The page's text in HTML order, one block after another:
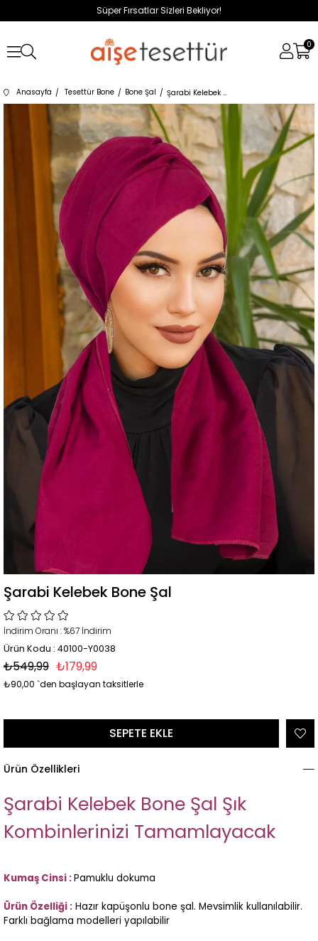
Süper Fırsatlar Sizleri Bekliyor!
0
Anasayfa Tesettür Bone Bone Şal Şarabi Kelebek Bone Şal
Şarabi Kelebek Bone Şal
İndirim Oranı :%67 İndirim
Ürün Kodu : 40100-Y0038
₺549,99 ₺179,99
₺90,00 `den başlayan taksitlerle
Ürün Özellikleri
Şarabi Kelebek Bone Şal Şık
Kombinlerinizi Tamamlayacak
Kumaş Cinsi :Pamuklu dokuma
Ürün Özelliği : Hazır kapüşonlu bone şal. Mevsimlik kullanılabilir.
Farklı bağlama modelleri yapılabilir